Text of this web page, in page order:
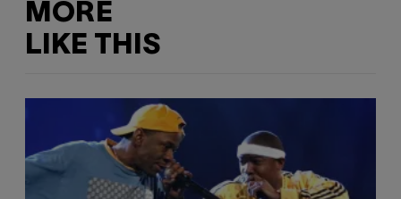
MORE
LIKE THIS